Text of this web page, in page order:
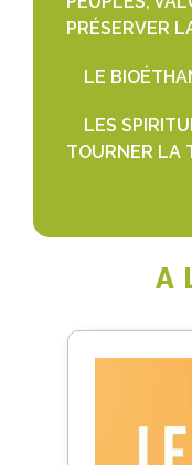
PRÉSERVER
LE
LES
TOURNER LA
A